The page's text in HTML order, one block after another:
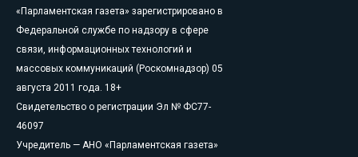
«Парламентская газета» зарегистрировано в
Федеральной службе по надзору в сфере
связи, информационных технологий и
массовых коммуникаций (Роскомнадзор) 05
августа 2011 года. 18+
Свидетельство о регистрации Эл № ФС77-
46097
Учредитель — АНО «Парламентская газета»